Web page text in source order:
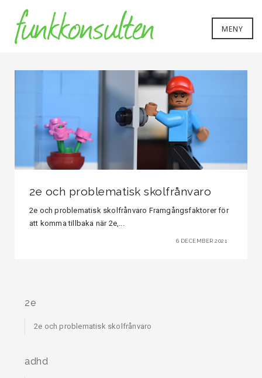
MENY
2e och problematisk skolfrånvaro
2e och problematisk skolfrånvaro Framgångsfaktorer för
att komma tillbaka när 2e,...
6 DECEMBER 2021
2e
2e och problematisk skolfrånvaro
adhd